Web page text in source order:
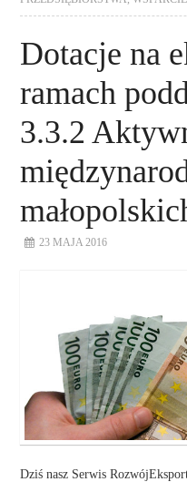
Dotacje na
ramach
3.3.2
23 MAJA 2016
Dziś nasz Serwis